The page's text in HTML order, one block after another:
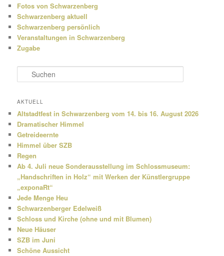
Fotos von Schwarzenberg
Schwarzenberg aktuell
Schwarzenberg persönlich
Veranstaltungen in Schwarzenberg
Zugabe
u
h
n
AKTUELL
Altstadtfest in Schwarzenberg vom 14. bis 16. August 2026
Dramatischer Himmel
Getreideernte
Himmel über SZB
Regen
Ab 4. Juli neue Sonderausstellung im Schlossmuseum:
„Handschriften in Holz“ mit Werken der Künstlergruppe
„exponaRt“
Jede Menge Heu
Schwarzenberger Edelweiß
Schloss und Kirche (ohne und mit Blumen)
Neue Häuser
SZB im Juni
Schöne Aussicht